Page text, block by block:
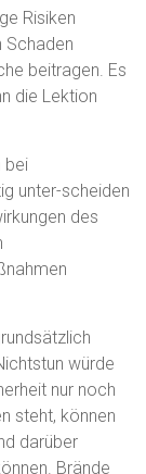
Risiken
Schaden
beitragen. Es
die Lektion
bei
unter-scheiden
des
würde
nur noch
steht, können
darüber
Brände